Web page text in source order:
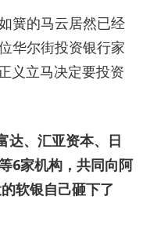
簧的马云居然已经
华尔街投资银行家
义立马决定要投资
达、汇亚资本、日
6家机构，共同向阿
软银自己砸下了